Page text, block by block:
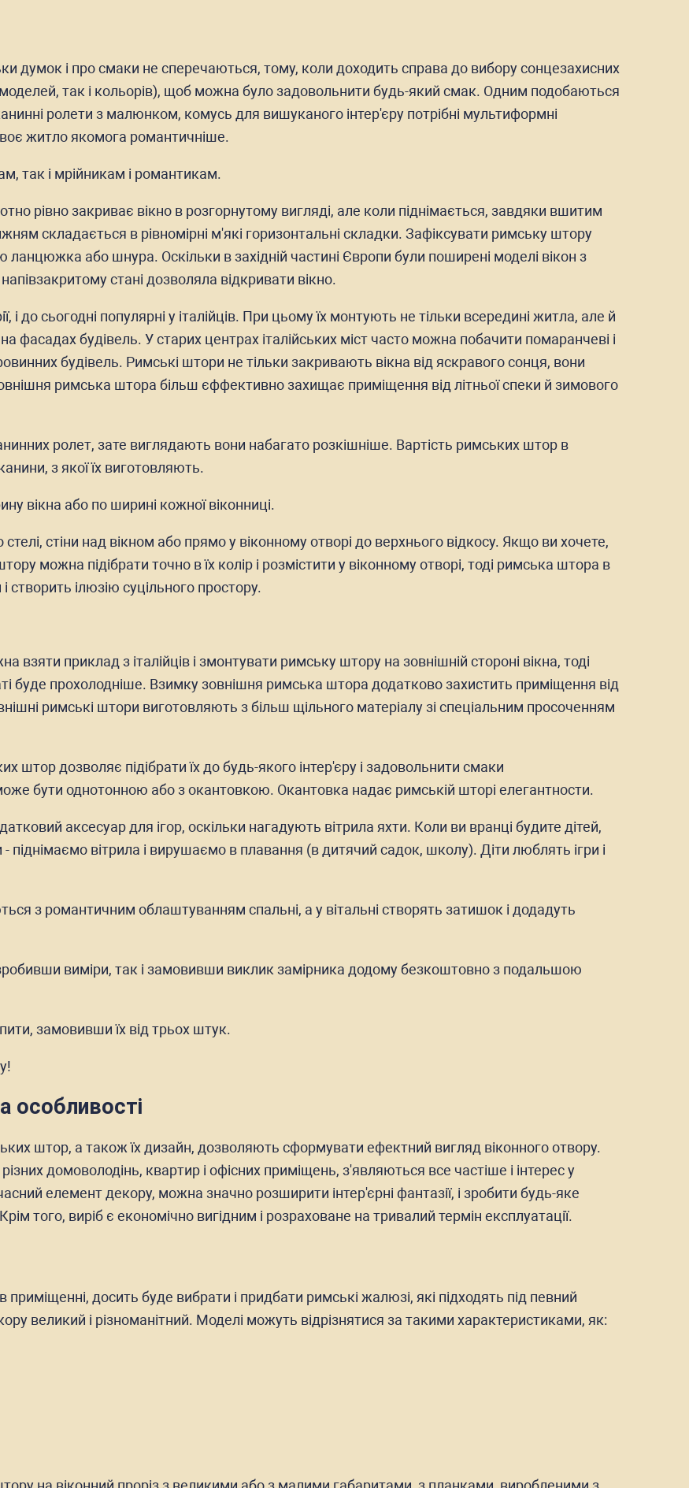
думок і про смаки не сперечаються, тому, коли доходить справа до вибору сонцезахисних
моделей, так і кольорів), щоб можна було задовольнити будь-який смак. Одним подобаються
ролети з малюнком, комусь для вишуканого інтер'єру потрібні мультиформні
житло якомога романтичніше.
так і мрійникам і романтикам.
рівно закриває вікно в розгорнутому вигляді, але коли піднімається, завдяки вшитим
складається в рівномірні м'які горизонтальні складки. Зафіксувати римську штору
або шнура. Оскільки в західній частині Європи були поширені моделі вікон з
стані дозволяла відкривати вікно.
і до сьогодні популярні у італійців. При цьому їх монтують не тільки всередині житла, але й
фасадах будівель. У старих центрах італійських міст часто можна побачити помаранчеві і
будівель. Римські штори не тільки закривають вікна від яскравого сонця, вони
римська штора більш єффективно захищає приміщення від літньої спеки й зимового
ролет, зате виглядають вони набагато розкішніше. Вартість римських штор в
з якої їх виготовляють.
вікна або по ширині кожної віконниці.
стіни над вікном або прямо у віконному отворі до верхнього відкосу. Якщо ви хочете,
можна підібрати точно в їх колір і розмістити у віконному отворі, тоді римська штора в
створить ілюзію суцільного простору.
приклад з італійців і змонтувати римську штору на зовнішній стороні вікна, тоді
буде прохолодніше. Взимку зовнішня римська штора додатково захистить приміщення від
римські штори виготовляють з більш щільного матеріалу зі спеціальним просоченням
штор дозволяє підібрати їх до будь-якого інтер'єру і задовольнити смаки
бути однотонною або з окантовкою. Окантовка надає римській шторі елегантности.
аксесуар для ігор, оскільки нагадують вітрила яхти. Коли ви вранці будите дітей,
- піднімаємо вітрила і вирушаємо в плавання (в дитячий садок, школу). Діти люблять ігри і
з романтичним облаштуванням спальні, а у вітальні створять затишок і додадуть
виміри, так і замовивши виклик замірника додому безкоштовно з подальшою
замовивши їх від трьох штук.
особливості
штор, а також їх дизайн, дозволяють сформувати ефектний вигляд віконного отвору.
домоволодінь, квартир і офісних приміщень, з'являються все частіше і інтерес у
елемент декору, можна значно розширити інтер'єрні фантазії, і зробити будь-яке
того, виріб є економічно вигідним і розраховане на тривалий термін експлуатації.
досить буде вибрати і придбати римські жалюзі, які підходять під певний
великий і різноманітний. Моделі можуть відрізнятися за такими характеристиками, як: